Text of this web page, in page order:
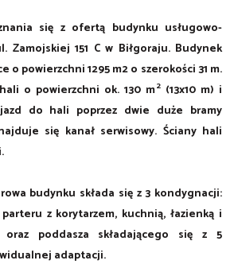
się z ofertą budynku usługowo-
Zamojskiej 151 C w Biłgoraju. Budynek
o powierzchni 1295 m2 o szerokości 31 m.
o powierzchni ok. 130 m2(13x10 m) i
do hali poprzez dwie duże bramy
się kanał serwisowy. Ściany hali
budynku składa się z 3 kondygnacji:
z korytarzem, kuchnią, łazienką i
poddasza składającego się z 5
adaptacji.